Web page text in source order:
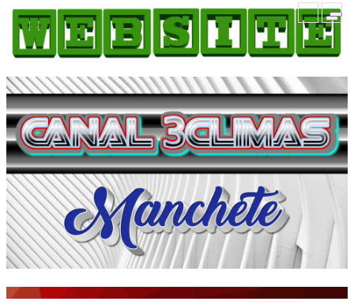
HOME
COMO ANUNCIAR
JORNAIS DO BRASIL
PODCAST/NOTÍCIAS
AS NOTÍCIAS DO DIA
ACONTECEU...VIROU MANCHETE!
BLOGS & COLUNAS
AGÊNCIA DE NOTÍCIAS
CNN BRASIL
VEJA
PORTAL CEARÁ
Galeria